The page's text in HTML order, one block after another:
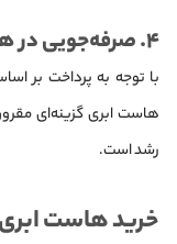
۴. صرفه‌جویی در هزینه
با توجه به پرداخت بر
هاست ابری گزینه‌ای
رشد است.
خرید هاست